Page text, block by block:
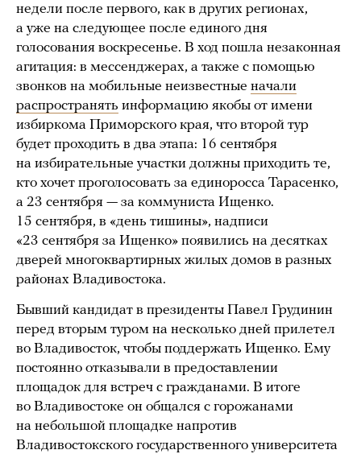
недели после первого, как в других регионах,
а уже на следующее после единого дня
голосования воскресенье. В ход пошла незаконная
агитация: в мессенджерах, а также с помощью
звонков на мобильные неизвестные начали
распространять информацию якобы от имени
избиркома Приморского края, что второй тур
будет проходить в два этапа: 16 сентября
на избирательные участки должны приходить те,
кто хочет проголосовать за единоросса Тарасенко,
а 23 сентября — за коммуниста Ищенко.
15 сентября, в «день тишины», надписи
«23 сентября за Ищенко» появились на десятках
дверей многоквартирных жилых домов в разных
районах Владивостока.
Бывший кандидат в президенты Павел Грудинин
перед вторым туром на несколько дней прилетел
во Владивосток, чтобы поддержать Ищенко. Ему
постоянно отказывали в предоставлении
площадок для встреч с гражданами. В итоге
во Владивостоке он общался с горожанами
на небольшой площадке напротив
Владивостокского государственного университета